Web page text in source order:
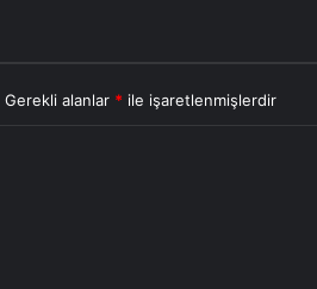
Gerekli alanlar * ile işaretlenmişlerdir